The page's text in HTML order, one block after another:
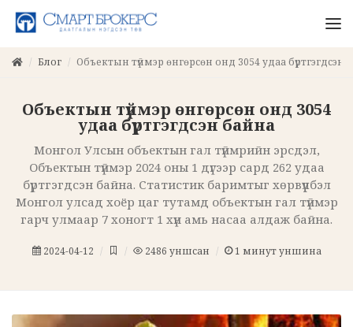
Блог Объектын түймэр өнгөрсөн онд 3054 удаа бүртгэгдсэн
Объектын түймэр өнгөрсөн онд 3054
удаа бүртгэгдсэн байна
Монгол Улсын объектын гал түймрийн эрсдэл,
Объектын түймэр 2024 оны 1 дүгээр сард 262 удаа
бүртгэгдсэн байна. Статистик баримтыг хөрвүүлбэл
Монгол улсад хоёр цаг тутамд объектын гал түймэр
гарч улмаар 7 хоногт 1 хүн амь насаа алдаж байна.
2024-04-12 2486 уншсан 1 минут уншина